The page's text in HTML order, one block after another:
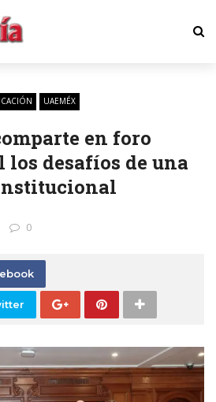
UAEMÉX
en foro
desafíos de una
0